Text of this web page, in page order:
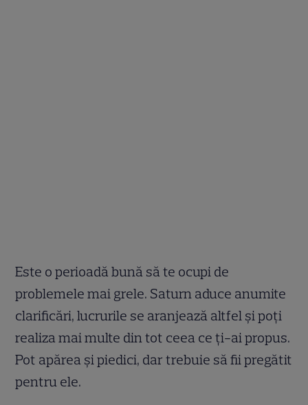
Este o perioadă bună să te ocupi de
problemele mai grele. Saturn aduce anumite
clarificări, lucrurile se aranjează altfel și poți
realiza mai multe din tot ceea ce ți-ai propus.
Pot apărea și piedici, dar trebuie să fii pregătit
pentru ele.